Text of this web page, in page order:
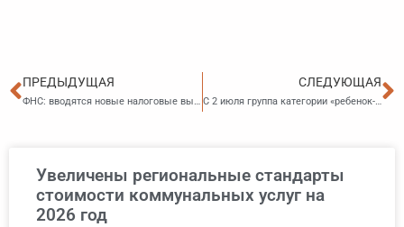
Пред
ПРЕДЫДУЩАЯ
ФНС: вводятся новые налоговые вычеты при налогообложении недвижимого имущества организаций
СЛЕДУЮЩАЯ
С 2 июля группа категории «ребенок-инвалид» устанавливается только на основании направления на медико-социальную экспертизу
Увеличены региональные стандарты
стоимости коммунальных услуг на
2026 год